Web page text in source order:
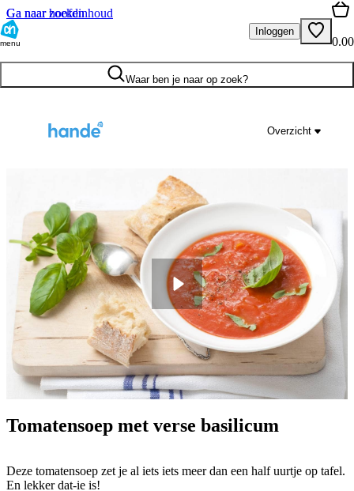
Ga naar hoofdinhoud
Ga naar zoeken
menu
Inloggen
0.00
Waar ben je naar op zoek?
Overzicht
Tomatensoep met verse basilicum
Deze tomatensoep zet je al iets iets meer dan een half uurtje op tafel.
En lekker dat-ie is!